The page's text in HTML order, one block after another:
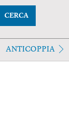
CERCA
ANTICOPPIA